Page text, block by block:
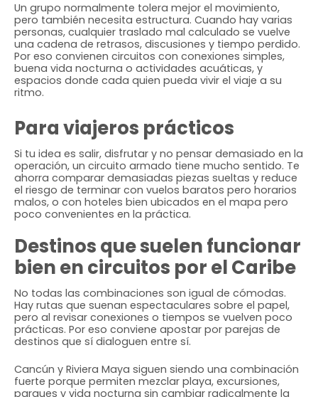
Un grupo normalmente tolera mejor el movimiento,
pero también necesita estructura. Cuando hay varias
personas, cualquier traslado mal calculado se vuelve
una cadena de retrasos, discusiones y tiempo perdido.
Por eso convienen circuitos con conexiones simples,
buena vida nocturna o actividades acuáticas, y
espacios donde cada quien pueda vivir el viaje a su
ritmo.
Para viajeros prácticos
Si tu idea es salir, disfrutar y no pensar demasiado en la
operación, un circuito armado tiene mucho sentido. Te
ahorra comparar demasiadas piezas sueltas y reduce
el riesgo de terminar con vuelos baratos pero horarios
malos, o con hoteles bien ubicados en el mapa pero
poco convenientes en la práctica.
Destinos que suelen funcionar
bien en circuitos por el Caribe
No todas las combinaciones son igual de cómodas.
Hay rutas que suenan espectaculares sobre el papel,
pero al revisar conexiones o tiempos se vuelven poco
prácticas. Por eso conviene apostar por parejas de
destinos que sí dialoguen entre sí.
Cancún y Riviera Maya siguen siendo una combinación
fuerte porque permiten mezclar playa, excursiones,
parques y vida nocturna sin cambiar radicalmente la